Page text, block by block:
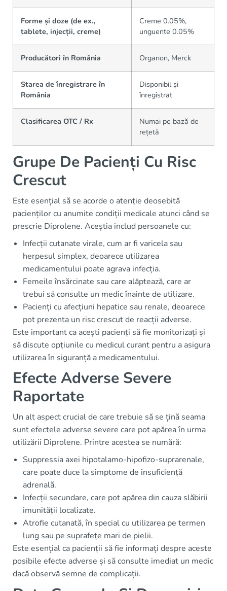
Forme și doze (de ex.,
tablete, injecții, creme)
Creme 0.05%,
unguente 0.05%
Producători în România Organon, Merck
Starea de înregistrare în
România
Disponibil și
înregistrat
Clasificarea OTC / Rx
Numai pe bază de
rețetă
Grupe De Pacienți Cu Risc
Crescut
Este esențial să se acorde o atenție deosebită
pacienților cu anumite condiții medicale atunci când se
prescrie Diprolene. Aceștia includ persoanele cu:
Infecții cutanate virale, cum ar fi varicela sau
herpesul simplex, deoarece utilizarea
medicamentului poate agrava infecția.
Femeile însărcinate sau care alăptează, care ar
trebui să consulte un medic înainte de utilizare.
Pacienți cu afecțiuni hepatice sau renale, deoarece
pot prezenta un risc crescut de reacții adverse.
Este important ca acești pacienți să fie monitorizați și
să discute opțiunile cu medicul curant pentru a asigura
utilizarea în siguranță a medicamentului.
Efecte Adverse Severe
Raportate
Un alt aspect crucial de care trebuie să se țină seama
sunt efectele adverse severe care pot apărea în urma
utilizării Diprolene. Printre acestea se numără:
Suppressia axei hipotalamo-hipofizo-suprarenale,
care poate duce la simptome de insuficiență
adrenală.
Infecții secundare, care pot apărea din cauza slăbirii
imunității localizate.
Atrofie cutanată, în special cu utilizarea pe termen
lung sau pe suprafețe mari de pielii.
Este esențial ca pacienții să fie informați despre aceste
posibile efecte adverse și să consulte imediat un medic
dacă observă semne de complicații.